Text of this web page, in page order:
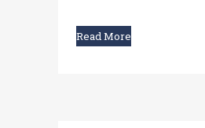
Read More